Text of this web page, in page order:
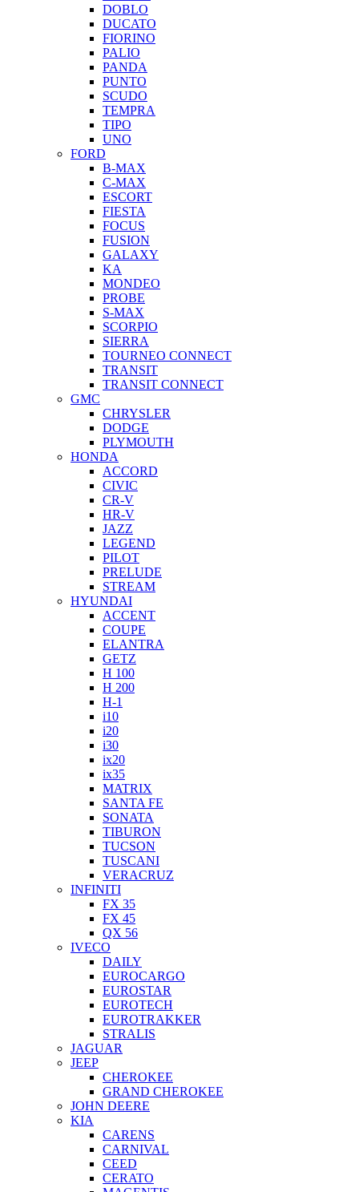
DOBLO
DUCATO
FIORINO
PALIO
PANDA
PUNTO
SCUDO
TEMPRA
TIPO
UNO
FORD
B-MAX
C-MAX
ESCORT
FIESTA
FOCUS
FUSION
GALAXY
KA
MONDEO
PROBE
S-MAX
SCORPIO
SIERRA
TOURNEO CONNECT
TRANSIT
TRANSIT CONNECT
GMC
CHRYSLER
DODGE
PLYMOUTH
HONDA
ACCORD
CIVIC
CR-V
HR-V
JAZZ
LEGEND
PILOT
PRELUDE
STREAM
HYUNDAI
ACCENT
COUPE
ELANTRA
GETZ
H 100
H 200
H-1
i10
i20
i30
ix20
ix35
MATRIX
SANTA FE
SONATA
TIBURON
TUCSON
TUSCANI
VERACRUZ
INFINITI
FX 35
FX 45
QX 56
IVECO
DAILY
EUROCARGO
EUROSTAR
EUROTECH
EUROTRAKKER
STRALIS
JAGUAR
JEEP
CHEROKEE
GRAND CHEROKEE
JOHN DEERE
KIA
CARENS
CARNIVAL
CEED
CERATO